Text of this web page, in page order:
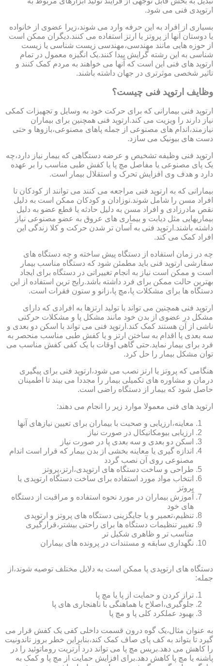
ارتوپدی فنی می شود.
بسیاری از افراد به این حرفه وارد می شوند،زیرا عضوی از خانواده
یا دوستان آنها از پروتز یا ارتز استفاده می کنند.دیگران ممکن است
از حوزه هایی مانند مهندسی،مهندسی زیست شناسی یا زیست
شناسی به این رشته گرایش پیدا کنند.یک انگیزه معمول در تمام
ارتوپد های فنی این است که آنها می خواهند به مردم کمک کنند و
تاثیر شخصی موثرتری در جهان داشته باشند.
وظایف ارتوپد فنی چیست؟
ارتوپد فنی بیمارانی که برای حرکت خود به وسایل و تجهیزات کمکی
نیاز دارند را ویزیت می کند.ارتوپد فنی همچنین برای بیماران
نیازمند،اندام های مصنوعی از جمله پاهای مصنوعی،بازوها و حتی
دست های بیونیک می سازد.
ارتوپد فنی وظیفه تشخیص و عرضه دستگاهی که بیمار نیاز دارد،چه
یک پای مصنوعی یا مفاصل مچ پا یا کفش طبی مناسب را بر عهده
دارد و هدف وی افزایش تحرک و استقلال بیمار است.
بیمارانی که به ارتوپد فنی مراجعه می کنند می توانند از کودکان تا
افراد مسن را شامل شوند.نوزادان و کودکان ممکن است به دلیل
نقص مادرزادی و افراد مسن به دلیل حادثه یا قطع عضو به دلیل
بیماریهایی مثل دیابت و بیماری های عروق به عضو مصنوعی نیاز
داشته باشند.ارتوپد فنی به آسان تر شدن حرکت و کلا زندگی این
افراد کمک می کند.
چه در زمان استفاده از دستگاه پیش ساخته و چه دستگاه های
سفارشی ارتوپد فنی باید مطمئن شود که دستگاه مناسب بیمار
است و ممکن است نیاز به انجام تغییراتی در دستگاه برای ایجاد
بهترین حالت ممکن برای فرد داشته باشد.رایج ترین استفاده از این
دستگاه ها برای مشکلات پا،مچ پا،زانو و ستون فقرات است.
ارتوپد فنی همچنین می تواند با تولید ارتزها به افرادی که دارای
مشکل در عضوی از بدن خود مانند مشکل پا و مشکلات حرکتی
ناشی از آن هستند کمک کند.ارتوپد فنی می تواند با اسکن دو بعدی و
سه بعدی پا اقدام به ساختن ارتز و یا کفش طبی مناسب منحصر به
فرد برای بیمار نماید.حتی گاهی اوقات با یک کفی کفش مناسب می
توان مشکل بیمار را حل کرد.
هنگامی که پروتز یا ارتز نصب می شود،ارتوپد فنی برای پیگیری
درمان و مشاوره های تکمیلی بیمار را مجددا می بیند تا اطمینان
حاصل شود که بیمار از دستگاه راضی است.
ارتوپد های فنی معمولا موارد زیر را انجام می دهند:
معاینه،ارزیابی و صحبت با بیماران برای تعیین نیازهای آنها
ارزیابی بیومکانیکال در صورت نیاز
اسکن دو بعدی و سه بعدی پا در صورت نیاز
اندازه گیری یا معاینه بخشی از بدن بیمار که قرار است اندام
مصنوعی روی آن نصب گردد
طراحی و ساخت دستگاه های ارتوپدی،ارتز،پروتز
انتخاب مواد مورد استفاده برای ساخت دستگاه ارتوپدی یا
پروتز
آموزش بیماران در مورد نحوه استفاده و مراقبت از دستگاه
های خود
تنظیم،تعمیر و یا جایگزینی دستگاه های پروتز و ارتوپدی
تغییر تنظیمات دستگاه ها برای راحتی بیشتر،قرارگیری
مناسب تر و ظاهری شکیل تر
نگهداری سابقه و مستندات در پرونده های بیماران
دستگاه های ارتوپدی پا ممکن است به دلایل مختلف توصیه شوند،از
جمله:
تراز کردن و حمایت از پا یا مچ پا
جلوگیری،اصلاح یا هماهنگی با ناهنجاری های پا
بهبود عملکرد کلی پا و مچ پا
به عنوان مثال،یک گوه درون قسمت داخلی کفی یک کفش قرار می
گیرد تا بتواند به کف پای صاف کمک کند،بنابراین خطر بروز تاندونیت
را کاهش می دهد.بریس مچ پا می تواند درد آرتریت روماتوئید را در
پاشنه یا مچ پا کاهش دهد.برای افزایش حمایت از مچ پا و کمک به